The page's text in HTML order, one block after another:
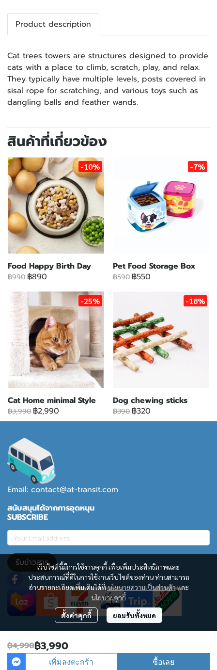
Product description
Cat trees towers are structures designed to provide
cats with a place to climb, scratch, play, and relax.
They typically have multiple levels, posts covered in
sisal rope for scratching, and various toys such as
dangling balls and feather wands.
สินค้าที่เกี่ยวข้อง
-10%
Food Happy Birth Day
฿990 ฿890
-7%
Pet Food Storage Box
฿590 ฿550
-25%
Cat Home minimal Style
฿3,990 ฿2,990
-18%
Dog chewing sticks
฿390 ฿320
฿4,990฿3,990
เพิ่มลงตะกร้า ซื้อเลย
เว็บไซต์นี้มีการใช้งานคุกกี้ เพื่อเพิ่มประสิทธิภาพและ
ประสบการณ์ที่ดีในการใช้งานเว็บไซต์ของท่าน ท่านสามารถ
อ่านรายละเอียดเพิ่มเติมได้ที่นโยบายความเป็นส่วนตัวและ
นโยบายคุกกี้
ตั้งค่าคุกกี้ ยอมรับทั้งหมด
Email: contact@at-transit.com
สนับสนุนได้จากการอุดหนุน
SUBSCRIBE
รับข่าวสาร
ผู้เข้าชมวันนี้40